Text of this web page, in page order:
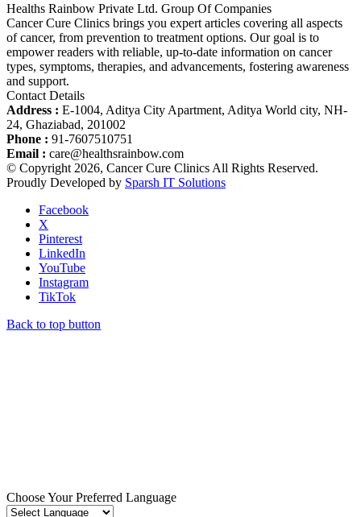
Healths Rainbow Private Ltd. Group Of Companies
Cancer Cure Clinics brings you expert articles covering all aspects
of cancer, from prevention to treatment options. Our goal is to
empower readers with reliable, up-to-date information on cancer
types, symptoms, therapies, and advancements, fostering awareness
and support.
Contact Details
Address : E-1004, Aditya City Apartment, Aditya World city, NH-
24, Ghaziabad, 201002
Phone : 91-7607510751
Email : care@healthsrainbow.com
© Copyright 2026, Cancer Cure Clinics All Rights Reserved.
Proudly Developed by Sparsh IT Solutions
Facebook
X
Pinterest
LinkedIn
YouTube
Instagram
TikTok
Back to top button
Choose Your Preferred Language